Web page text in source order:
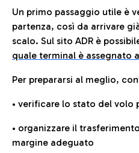
Un primo passaggio utile è
partenza, così da arrivare
scalo. Sul sito ADR è
quale terminal è assegnato
Per prepararsi al meglio,
• verificare lo stato del volo
• organizzare il
margine adeguato